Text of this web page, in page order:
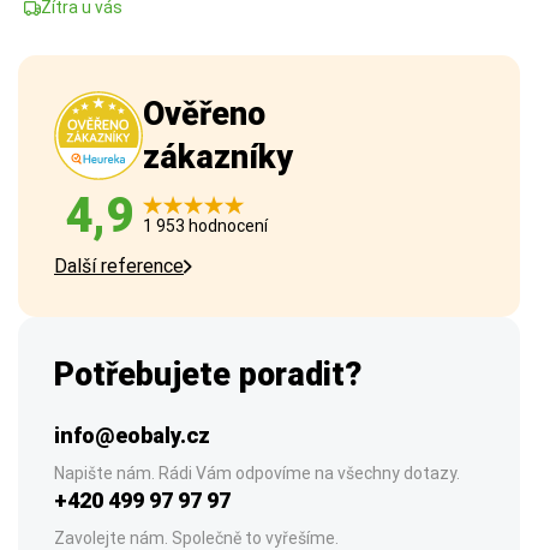
Zítra u vás
Ověřeno
zákazníky
4,9 1 953 hodnocení
Další reference
Potřebujete poradit?
info@eobaly.cz
Napište nám. Rádi Vám odpovíme na všechny dotazy.
+420 499 97 97 97
Zavolejte nám. Společně to vyřešíme.